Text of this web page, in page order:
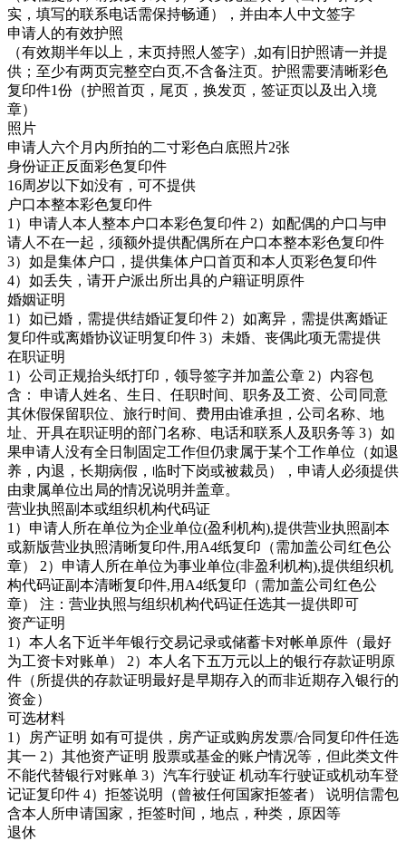
实，填写的联系电话需保持畅通），并由本人中文签字
申请人的有效护照
（有效期半年以上，末页持照人签字）,如有旧护照请一并提
供；至少有两页完整空白页,不含备注页。护照需要清晰彩色
复印件1份（护照首页，尾页，换发页，签证页以及出入境
章）
照片
申请人六个月内所拍的二寸彩色白底照片2张
身份证正反面彩色复印件
16周岁以下如没有，可不提供
户口本整本彩色复印件
1）申请人本人整本户口本彩色复印件 2）如配偶的户口与申
请人不在一起，须额外提供配偶所在户口本整本彩色复印件
3）如是集体户口，提供集体户口首页和本人页彩色复印件
4）如丢失，请开户派出所出具的户籍证明原件
婚姻证明
1）如已婚，需提供结婚证复印件 2）如离异，需提供离婚证
复印件或离婚协议证明复印件 3）未婚、丧偶此项无需提供
在职证明
1）公司正规抬头纸打印，领导签字并加盖公章 2）内容包
含： 申请人姓名、生日、任职时间、职务及工资、公司同意
其休假保留职位、旅行时间、费用由谁承担，公司名称、地
址、开具在职证明的部门名称、电话和联系人及职务等 3）如
果申请人没有全日制固定工作但仍隶属于某个工作单位（如退
养，内退，长期病假，临时下岗或被裁员），申请人必须提供
由隶属单位出局的情况说明并盖章。
营业执照副本或组织机构代码证
1）申请人所在单位为企业单位(盈利机构),提供营业执照副本
或新版营业执照清晰复印件,用A4纸复印（需加盖公司红色公
章） 2）申请人所在单位为事业单位(非盈利机构),提供组织机
构代码证副本清晰复印件,用A4纸复印（需加盖公司红色公
章） 注：营业执照与组织机构代码证任选其一提供即可
资产证明
1）本人名下近半年银行交易记录或储蓄卡对帐单原件（最好
为工资卡对账单） 2）本人名下五万元以上的银行存款证明原
件（所提供的存款证明最好是早期存入的而非近期存入银行的
资金）
可选材料
1）房产证明 如有可提供，房产证或购房发票/合同复印件任选
其一 2）其他资产证明 股票或基金的账户情况等，但此类文件
不能代替银行对账单 3）汽车行驶证 机动车行驶证或机动车登
记证复印件 4）拒签说明（曾被任何国家拒签者） 说明信需包
含本人所申请国家，拒签时间，地点，种类，原因等
退休